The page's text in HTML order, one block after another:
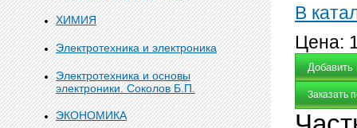
ХИМИЯ
Электротехника и электроника
Электротехника и основы
электроники. Соколов Б.П.
ЭКОНОМИКА
В
Цена:
Заказать